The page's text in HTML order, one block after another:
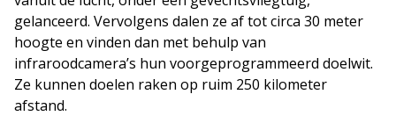
gelanceerd. Vervolgens dalen ze af tot circa 30 meter
hoogte en vinden dan met behulp van
infraroodcamera’s hun voorgeprogrammeerd doelwit.
Ze kunnen doelen raken op ruim 250 kilometer
afstand.